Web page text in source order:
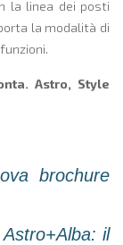
la linea dei posti
la modalità di
Astro, Style
brochure
il